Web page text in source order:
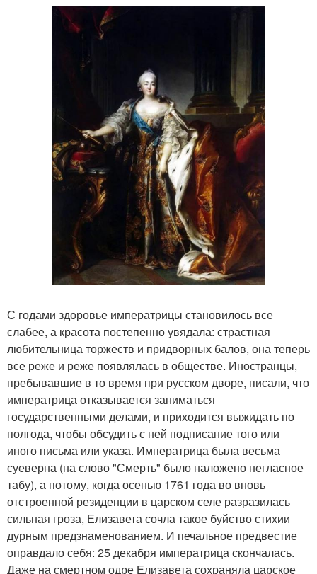
С годами здоровье императрицы становилось все
слабее, а красота постепенно увядала: страстная
любительница торжеств и придворных балов, она теперь
все реже и реже появлялась в обществе. Иностранцы,
пребывавшие в то время при русском дворе, писали, что
императрица отказывается заниматься
государственными делами, и приходится выжидать по
полгода, чтобы обсудить с ней подписание того или
иного письма или указа. Императрица была весьма
суеверна (на слово "Смерть" было наложено негласное
табу), а потому, когда осенью 1761 года во вновь
отстроенной резиденции в царском селе разразилась
сильная гроза, Елизавета сочла такое буйство стихии
дурным предзнаменованием. И печальное предвестие
оправдало себя: 25 декабря императрица скончалась.
Даже на смертном одре Елизавета сохраняла царское